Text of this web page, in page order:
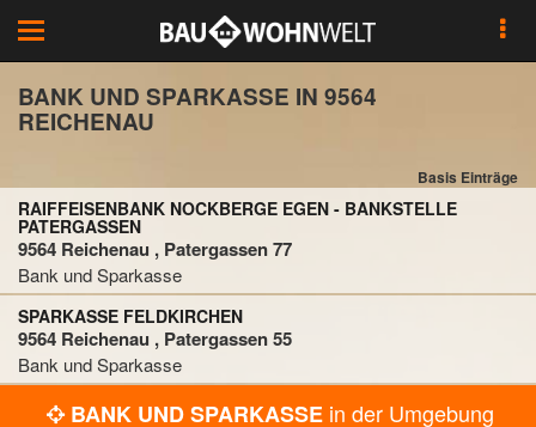
Toggle
navigation
BANK UND SPARKASSE IN 9564
REICHENAU
Basis Einträge
RAIFFEISENBANK NOCKBERGE EGEN - BANKSTELLE
PATERGASSEN
9564 Reichenau , Patergassen 77
Bank und Sparkasse
SPARKASSE FELDKIRCHEN
9564 Reichenau , Patergassen 55
Bank und Sparkasse
BANK UND SPARKASSE in der Umgebung